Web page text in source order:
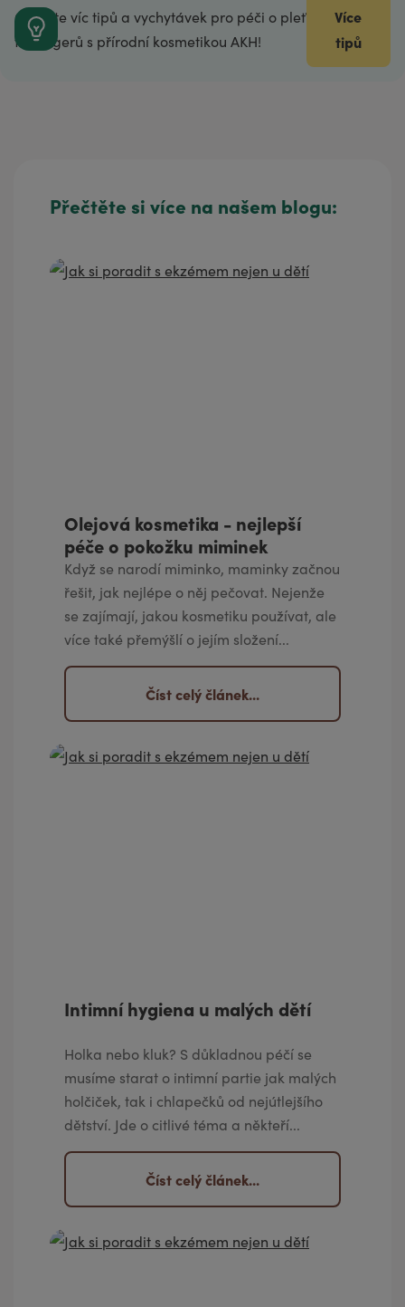
Objevte víc tipů a vychytávek pro péči o pleť
teenagerů s přírodní kosmetikou AKH!
Více
tipů
Přečtěte si více na našem blogu:
Olejová kosmetika - nejlepší
péče o pokožku miminek
Když se narodí miminko, maminky začnou
řešit, jak nejlépe o něj pečovat. Nejenže
se zajímají, jakou kosmetiku používat, ale
více také přemýšlí o jejím složení...
Číst celý článek...
Intimní hygiena u malých dětí
Holka nebo kluk? S důkladnou péčí se
musíme starat o intimní partie jak malých
holčiček, tak i chlapečků od nejútlejšího
dětství. Jde o citlivé téma a někteří...
Číst celý článek...